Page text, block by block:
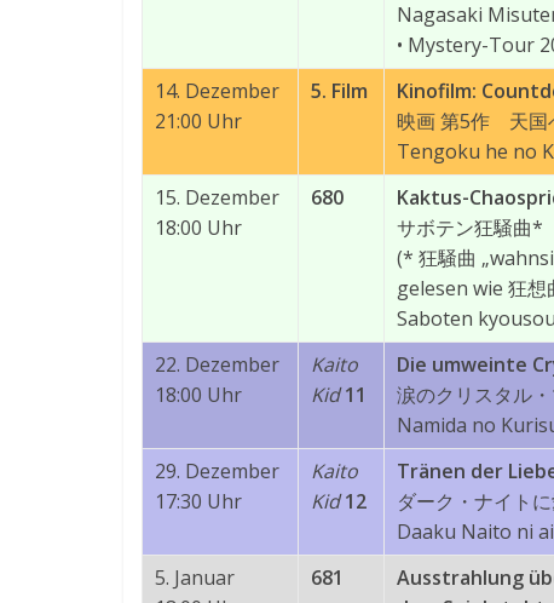
Nagasaki
• Mystery-Tour
14. Dezember
21:00 Uhr
5. Film
Kinofilm:
映画 第5作 天国
Tengoku he no
15. Dezember
18:00 Uhr
680
Kaktus-
サボテン狂騒曲*
(* 狂騒曲
gelesen wie 狂想
Saboten
22. Dezember
18:00 Uhr
Kaito
Kid11
Die umweinte
涙のクリスタル
Namida no
29. Dezember
17:30 Uhr
Kaito
Kid12
Tränen der
ダーク・ナイト
Daaku Naito ni
5. Januar
681
Ausstrahlung